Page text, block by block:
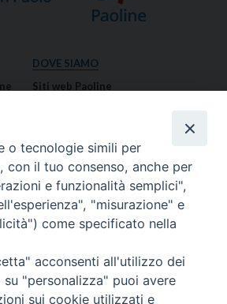
DOVE SIAMO
Siti web Paoline
Notizie dal governo generale
Notizie in breve
RISORSE
Preghiere
Bollettino – PaolineOnline
o tecnologie simili per
con il tuo consenso, anche per
e funzionalità semplici",
"misurazione" e
come specificato nella
acconsenti all'utilizzo dei
"personalizza" puoi avere
sui cookie utilizzati e